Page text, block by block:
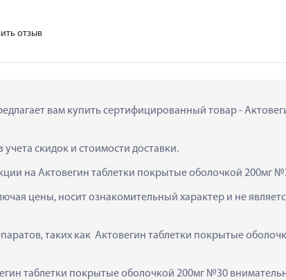
отзыв
вам купить сертифицированный товар -
учета скидок и стоимости доставки.
на Актовегин таблетки покрытые оболочкой 200мг
цены, носит ознакомительный характер и не
таких как  Актовегин таблетки покрытые
таблетки покрытые оболочкой 200мг №30